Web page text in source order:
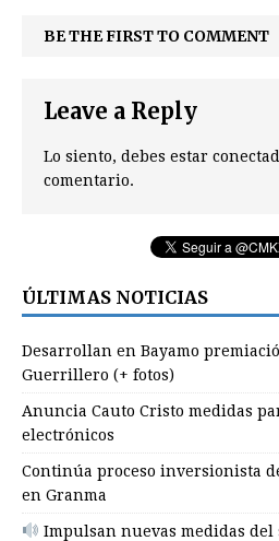
BE THE FIRST TO COMMENT
Leave a Reply
Lo siento, debes estar
comentario.
ÚLTIMAS NOTICIAS
Desarrollan en Bayamo
Guerrillero (+ fotos)
Anuncia Cauto Cristo medidas
electrónicos
Continúa proceso inversionista
en Granma
Impulsan nuevas medidas del